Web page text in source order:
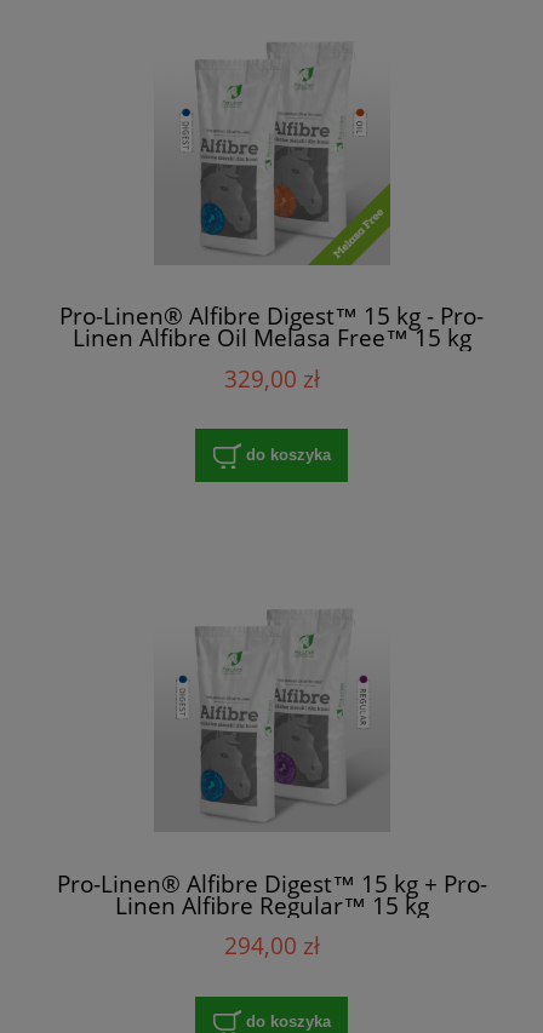
Pro-Linen® Alfibre Digest™ 15 kg - Pro-
Linen Alfibre Oil Melasa Free™ 15 kg
329,00 zł
do koszyka
Pro-Linen® Alfibre Digest™ 15 kg + Pro-
Linen Alfibre Regular™ 15 kg
294,00 zł
do koszyka